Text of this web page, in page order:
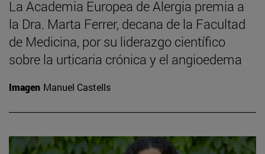
La Academia Europea de Alergia premia a
la Dra. Marta Ferrer, decana de la Facultad
de Medicina, por su liderazgo científico
sobre la urticaria crónica y el angioedema
Imagen Manuel Castells